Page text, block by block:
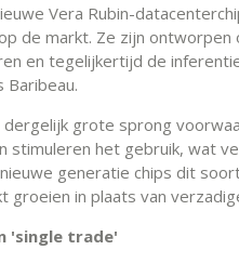
Vera Rubin-
de markt. Ze zijn
en tegelijkertijd de
Baribeau.
dergelijk grote sprong
stimuleren het gebruik, wat
generatie chips dit
groeien in plaats van
'single trade'